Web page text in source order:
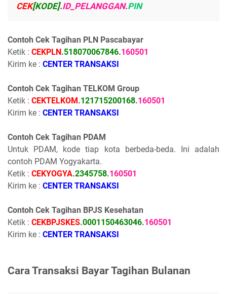
CEK[KODE].ID_PELANGGAN.PIN
Contoh Cek Tagihan PLN Pascabayar
Ketik : CEKPLN.518070067846.160501
Kirim ke : CENTER TRANSAKSI
Contoh Cek Tagihan TELKOM Group
Ketik : CEKTELKOM.121715200168.160501
Kirim ke : CENTER TRANSAKSI
Contoh Cek Tagihan PDAM
Untuk PDAM, kode tiap kota berbeda-beda. Ini adalah
contoh PDAM Yogyakarta.
Ketik : CEKYOGYA.2345758.160501
Kirim ke : CENTER TRANSAKSI
Contoh Cek Tagihan BPJS Kesehatan
Ketik : CEKBPJSKES.0001150463046.160501
Kirim ke : CENTER TRANSAKSI
Cara Transaksi Bayar Tagihan Bulanan